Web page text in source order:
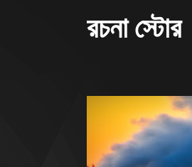
রচনা স্টোর